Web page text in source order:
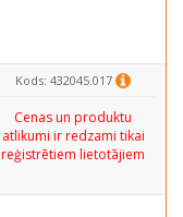
Kods: 432045.017
Cenas un produktu
atlikumi ir redzami tikai
reģistrētiem lietotājiem